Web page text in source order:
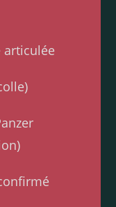
articulée